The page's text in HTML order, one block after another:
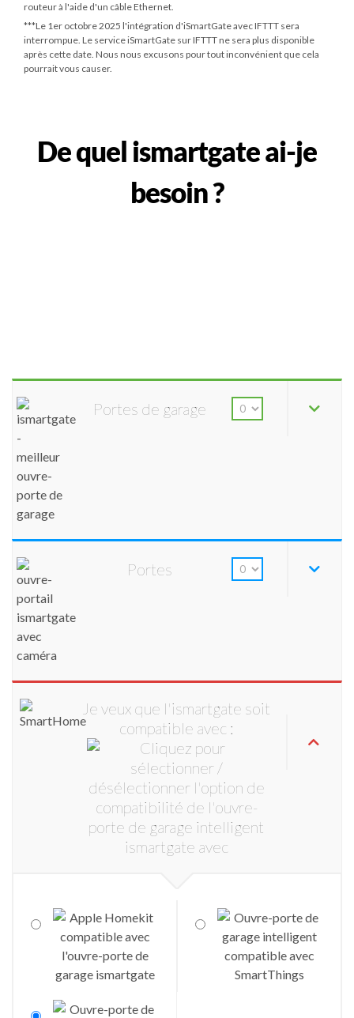
routeur à l'aide d'un câble Ethernet.
***Le 1er octobre 2025 l'intégration d'iSmartGate avec IFTTT sera
interrompue. Le service iSmartGate sur IFTTT ne sera plus disponible
après cette date. Nous nous excusons pour tout inconvénient que cela
pourrait vous causer.
De quel ismartgate ai-je
besoin ?
Portes de garage
Portes
Je veux que l'ismartgate soit
compatible avec :